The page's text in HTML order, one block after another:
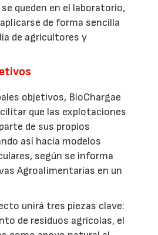
queden en el laboratorio,
de forma sencilla
de agricultores y
objetivos, BioChargae
que las explotaciones
de sus propios
así hacia modelos
según se informa
Agroalimentarias en un
unirá tres piezas clave:
de residuos agrícolas, el